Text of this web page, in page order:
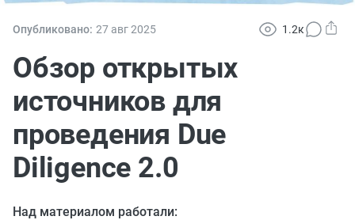
Опубликовано: 27 авг2025 1.2к
Обзор открытых
источников для
проведения Due
Diligence 2.0
Над материалом работали: